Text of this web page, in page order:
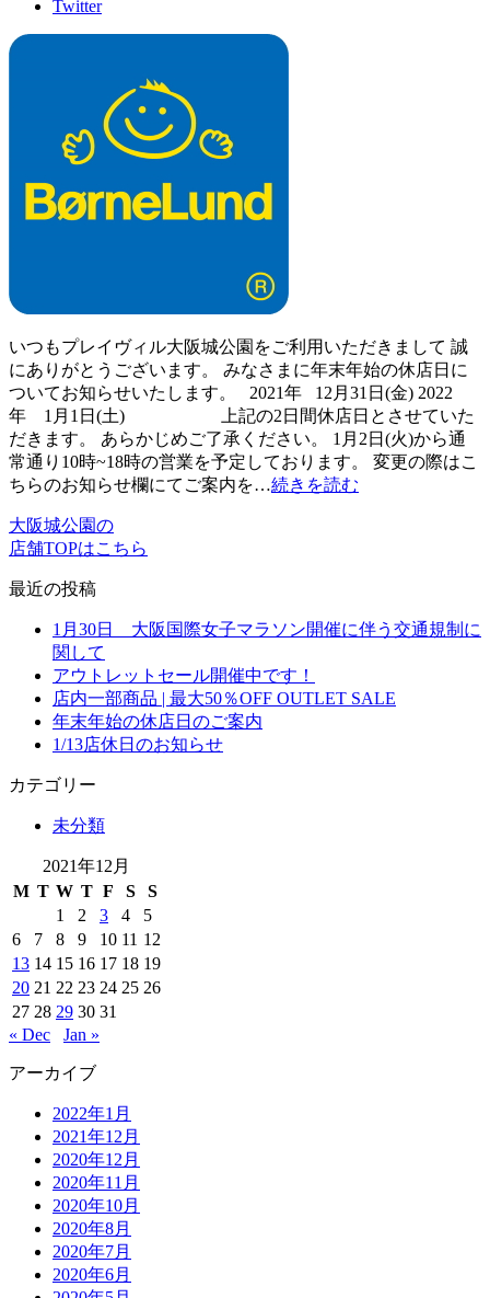
Twitter
いつもプレイヴィル大阪城公園をご利用いただきまして 誠
にありがとうございます。 みなさまに年末年始の休店日に
ついてお知らせいたします。 2021年 12月31日(金) 2022
年 1月1日(土) 上記の2日間休店日とさせていた
だきます。 あらかじめご了承ください。 1月2日(火)から通
常通り10時~18時の営業を予定しております。 変更の際はこ
ちらのお知らせ欄にてご案内を…続きを読む
大阪城公園の
店舗TOPはこちら
最近の投稿
1月30日 大阪国際女子マラソン開催に伴う交通規制に
関して
アウトレットセール開催中です！
店内一部商品 | 最大50％OFF OUTLET SALE
年末年始の休店日のご案内
1/13店休日のお知らせ
カテゴリー
未分類
2021年12月
M T W T F S
S
1
2 3 4
5
6
7 8 9 10 11 12
13 14 15 16 17 18 19
20 21 22 23 24 25 26
27 28 29 30 31
« Dec
Jan »
アーカイブ
2022年1月
2021年12月
2020年12月
2020年11月
2020年10月
2020年8月
2020年7月
2020年6月